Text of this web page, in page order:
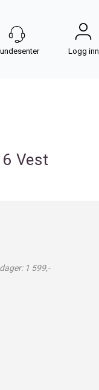
Logg inn
Vest
1 599,-